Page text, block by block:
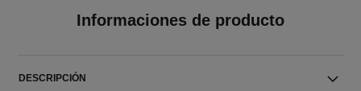
Informaciones de producto
DESCRIPCIÓN